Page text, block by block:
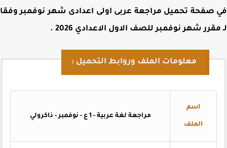
صفحةتحميل مراجعة عربى اولى اعدادى شهر نوفمبر وفقا
شهر نوفمبر للصف الاول الاعدادي 2026
.
معلومات الملف وروابط التحميل :
اسم
الملف
مراجعة لغة عربية - 1 ع - نوفمبر - ذاكرولي